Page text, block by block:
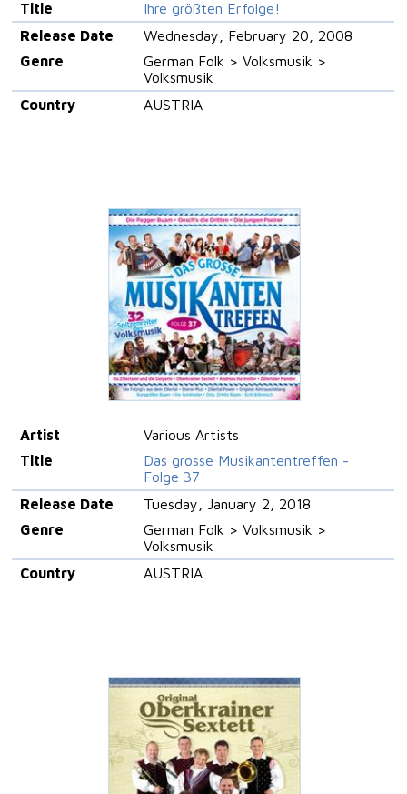
Title
Ihre größten Erfolge!
Release Date
Wednesday, February 20, 2008
Genre
German Folk > Volksmusik >
Volksmusik
Country
AUSTRIA
Artist
Various Artists
Title
Das grosse Musikantentreffen -
Folge 37
Release Date
Tuesday, January 2, 2018
Genre
German Folk > Volksmusik >
Volksmusik
Country
AUSTRIA